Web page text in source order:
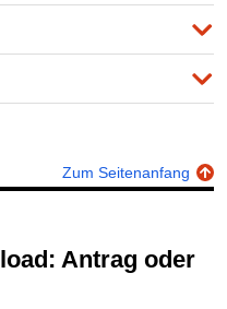
Zum Seitenanfang